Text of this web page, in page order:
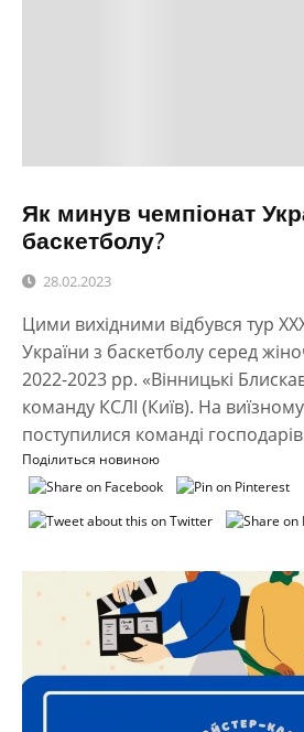
Як минув чемпіонат
баскетболу?
28.02.2023
Цими вихідними відбувся тур
України з баскетболу серед
2022-2023 рр. «Вінницькі
команду КСЛІ (Київ). На
поступилися команді
Поділиться новиною